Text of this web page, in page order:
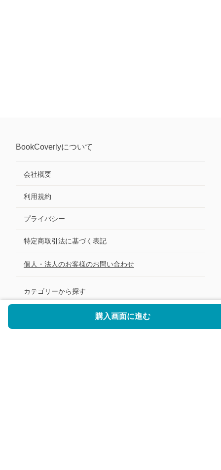
購入画面に進む
BookCoverlyについて
会社概要
利用規約
プライバシー
特定商取引法に基づく表記
個人・法人のお客様のお問い合わせ
カテゴリーから探す
・
・透明